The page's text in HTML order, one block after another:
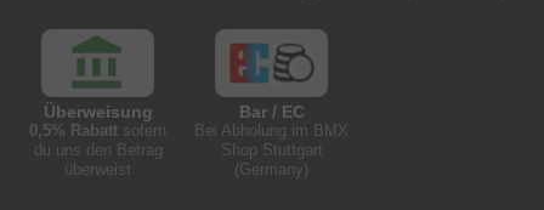
Überweisung
0,5% Rabatt sofern
du uns den Betrag
überweist
Bar / EC
Bei Abholung im BMX
Shop Stuttgart
(Germany)